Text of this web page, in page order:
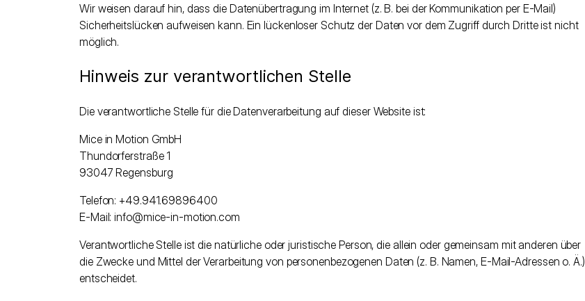
Wir weisen darauf hin, dass die Datenübertragung im Internet (z. B. bei der Kommunikation per E-Mail)
Sicherheitslücken aufweisen kann. Ein lückenloser Schutz der Daten vor dem Zugriff durch Dritte ist nicht
möglich.
Hinweis zur verantwortlichen Stelle
Die verantwortliche Stelle für die Datenverarbeitung auf dieser Website ist:
Mice in Motion GmbH
Thundorferstraße 1
93047 Regensburg
Telefon: +49.941.69896400
E-Mail: info@mice-in-motion.com
Verantwortliche Stelle ist die natürliche oder juristische Person, die allein oder gemeinsam mit anderen über
die Zwecke und Mittel der Verarbeitung von personenbezogenen Daten (z. B. Namen, E-Mail-Adressen o. Ä.)
entscheidet.